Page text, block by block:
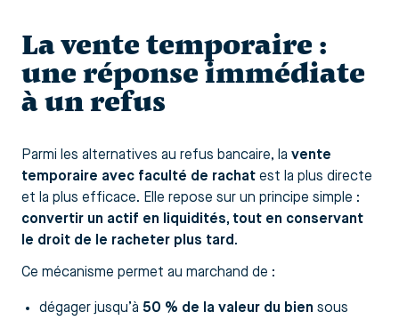
La vente temporaire :
une réponse immédiate
à un refus
Parmi les alternatives au refus bancaire, la vente
temporaire avec faculté de rachat est la plus directe
et la plus efficace. Elle repose sur un principe simple :
convertir un actif en liquidités, tout en conservant
le droit de le racheter plus tard .
Ce mécanisme permet au marchand de :
dégager jusqu’à 50 % de la valeur du bien sous